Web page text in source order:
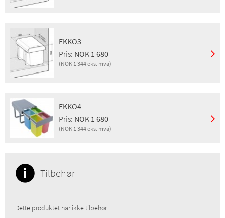
Pris eks. mva:
GTIN:
8001582444048
NRF:
6321711
NOBB:
24579575
Produktgruppe:
EKKO3
Pris: NOK 1 680
(NOK 1 344 eks. mva)
Pris eks. mva:
GTIN:
8001582444055
NRF:
6321712
NOBB:
28178366
EKKO4
Pris: NOK 1 680
(NOK 1 344 eks. mva)
GTIN:
7393069025859
NRF:
Produktgruppe:
AVFALL
Tilbehør
Dette produktet har ikke tilbehør.